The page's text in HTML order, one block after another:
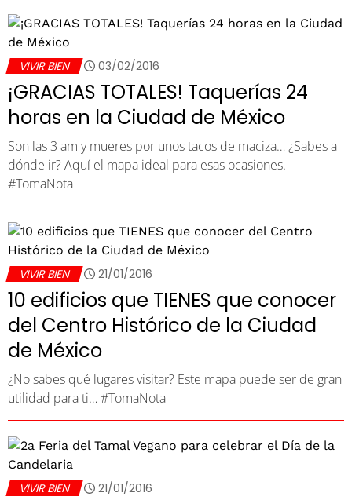
VIVIR BIEN 03/02/2016
¡GRACIAS TOTALES! Taquerías 24
horas en la Ciudad de México
Son las 3 am y mueres por unos tacos de maciza… ¿Sabes a
dónde ir? Aquí el mapa ideal para esas ocasiones.
#TomaNota
VIVIR BIEN 21/01/2016
10 edificios que TIENES que conocer
del Centro Histórico de la Ciudad
de México
¿No sabes qué lugares visitar? Este mapa puede ser de gran
utilidad para ti… #TomaNota
VIVIR BIEN 21/01/2016